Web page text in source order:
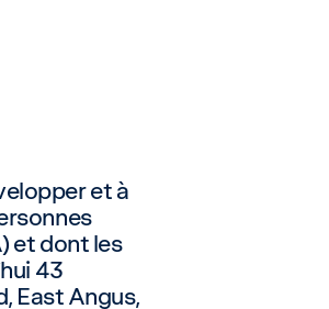
et à
et dont les
43
East Angus,